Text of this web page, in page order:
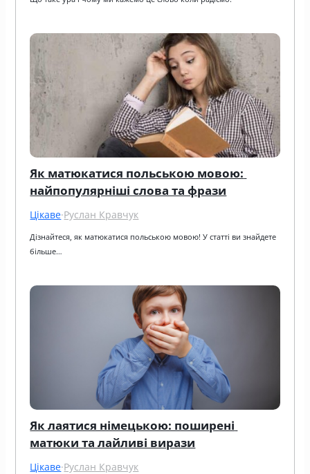
Як матюкатися польською мовою:
найпопулярніші слова та фрази
Цікаве·Руслан Кравчук
Дізнайтеся, як матюкатися польською мовою! У статті ви знайдете
більше…
Як лаятися німецькою: поширені
матюки та лайливі вирази
Цікаве·Руслан Кравчук